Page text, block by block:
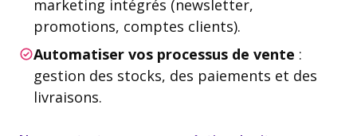
marketing intégrés (newsletter,
promotions, comptes clients).
Automatiser vos processus de vente :
gestion des stocks, des paiements et des
livraisons.